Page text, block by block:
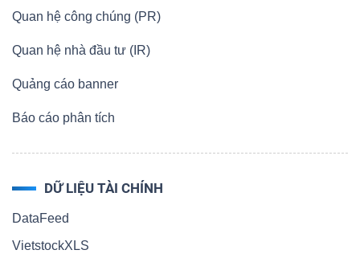
Quan hệ công chúng (PR)
Quan hệ nhà đầu tư (IR)
Quảng cáo banner
Báo cáo phân tích
DỮ LIỆU TÀI CHÍNH
DataFeed
VietstockXLS